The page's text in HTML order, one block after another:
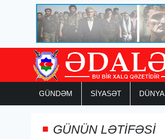
GÜNDƏM SİYASƏT DÜNYA
GÜNÜN LƏTİFƏSİ